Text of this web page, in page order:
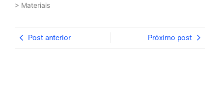
> Materiais
Post anterior Próximo post